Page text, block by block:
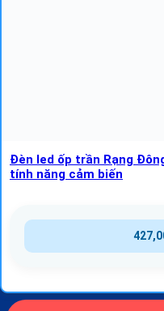
Đèn led ốp trần Rạng
tính năng cảm biến